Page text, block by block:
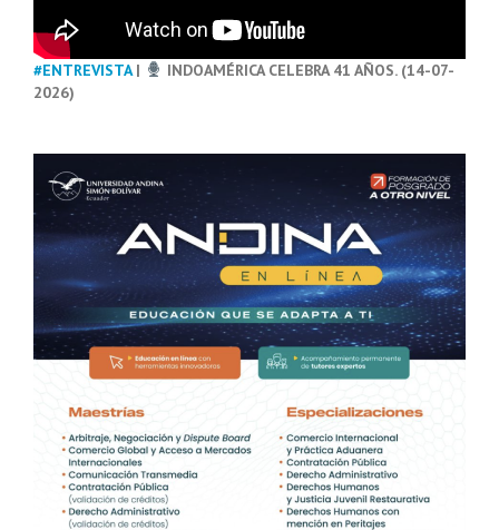
#ENTREVISTA|
INDOAMÉRICA CELEBRA 41 AÑOS. (14-07-
2026)